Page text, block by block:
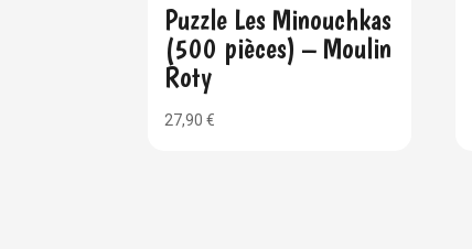
Puzzle Les Minouchkas
(500 pièces) – Moulin
Roty
27,90€